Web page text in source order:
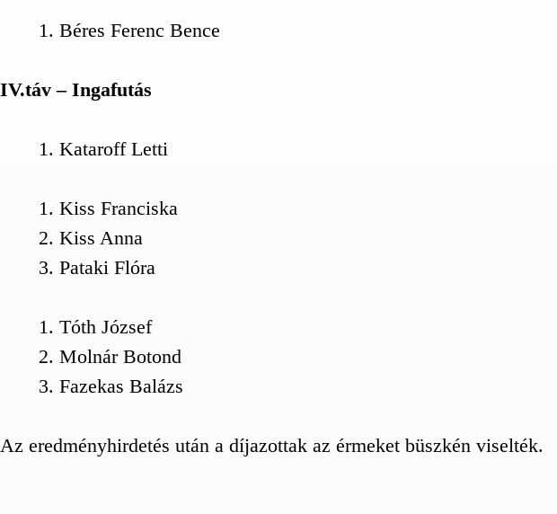
Béres Ferenc Bence
IV.táv – Ingafutás
Kataroff Letti
Kiss Franciska
Kiss Anna
Pataki Flóra
Tóth József
Molnár Botond
Fazekas Balázs
Az eredményhirdetés után a díjazottak az érmeket büszkén viselték.